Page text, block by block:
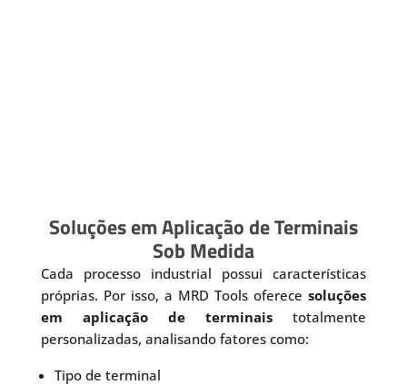
Soluções em Aplicação de Terminais
Sob Medida
Cada processo industrial possui características
próprias. Por isso, a MRD Tools oferecesoluções
em aplicação de terminais totalmente
personalizadas, analisando fatores como:
Tipo de terminal